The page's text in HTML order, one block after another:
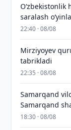
saralash
22:40 · 08/08
Mirziyoyev
tabrikladi
22:35 · 08/08
Samarqand
Samarqand
18:30 · 08/08